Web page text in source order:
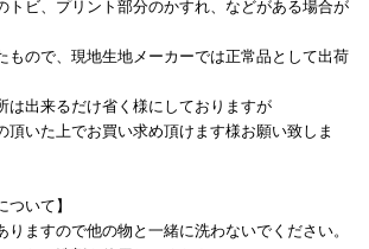
トビ、プリント部分のかすれ、などがある場合が
もので、現地生地メーカーでは正常品として出荷
は出来るだけ省く様にしておりますが
頂いた上でお買い求め頂けます様お願い致しま
ついて】
りますので他の物と一緒に洗わないでください。